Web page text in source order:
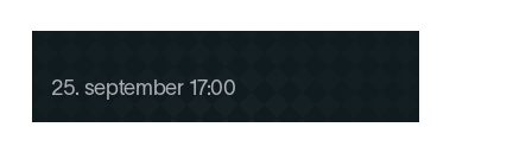
25. september 17:00